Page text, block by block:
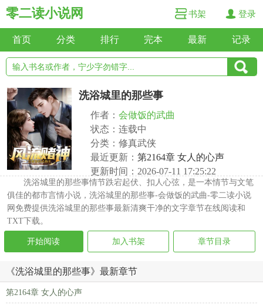
零二读小说网 书架 登录
首页 分类 排行 完本 最新 记录
洗浴城里的那些事
作者： 会做饭的武曲
状态：连载中
分类：修真武侠
最近更新： 第2164章 女人的心声
更新时间：2026-07-11 17:25:22
洗浴城里的那些事情节跌宕起伏、扣人心弦，是一本情节与文笔
俱佳的都市言情小说，洗浴城里的那些事-会做饭的武曲-零二读小说
网免费提供洗浴城里的那些事最新清爽干净的文字章节在线阅读和
TXT下载。
开始阅读 加入书架 章节目录
《洗浴城里的那些事》最新章节
第2164章 女人的心声